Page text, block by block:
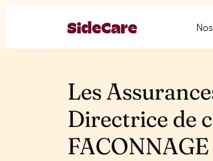
Les
Directrice de